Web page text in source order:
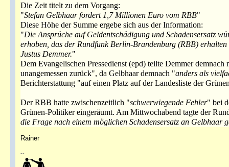
Die Zeit titelt zu dem Vorgang:
"Stefan Gelbhaar fordert 1,7 Millionen Euro vom RBB"
Diese Höhe der Summe ergebe sich aus der Information:
"Die Ansprüche auf Geldentschädigung und Schadensersatz
erhoben, das der Rundfunk Berlin-Brandenburg (RBB)
Justus Demmer."
Dem Evangelischen Pressedienst (epd) teilte Demmer
unangemessen zurück", da Gelbhaar demnach "anders als
Berichterstattung "auf einen Platz auf der Landesliste der
Der RBB hatte zwischenzeitlich "schwerwiegende Fehler" bei
Grünen-Politiker eingeräumt. Am Mittwochabend tagte der
die Frage nach einem möglichen Schadensersatz an Gelbhaar
Rainer
--